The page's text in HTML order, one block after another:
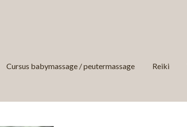
Cursus babymassage / peutermassage Reiki